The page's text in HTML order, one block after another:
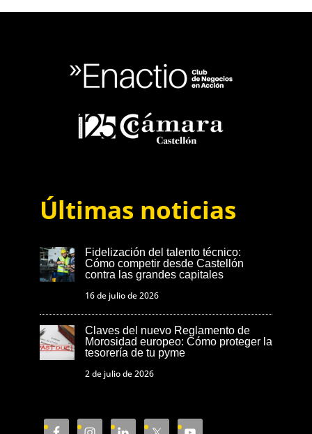
Últimas noticias
Fidelización del talento técnico:
Cómo competir desde Castellón
contra las grandes capitales
16 de julio de 2026
Claves del nuevo Reglamento de
Morosidad europeo: Cómo proteger la
tesorería de tu pyme
2 de julio de 2026